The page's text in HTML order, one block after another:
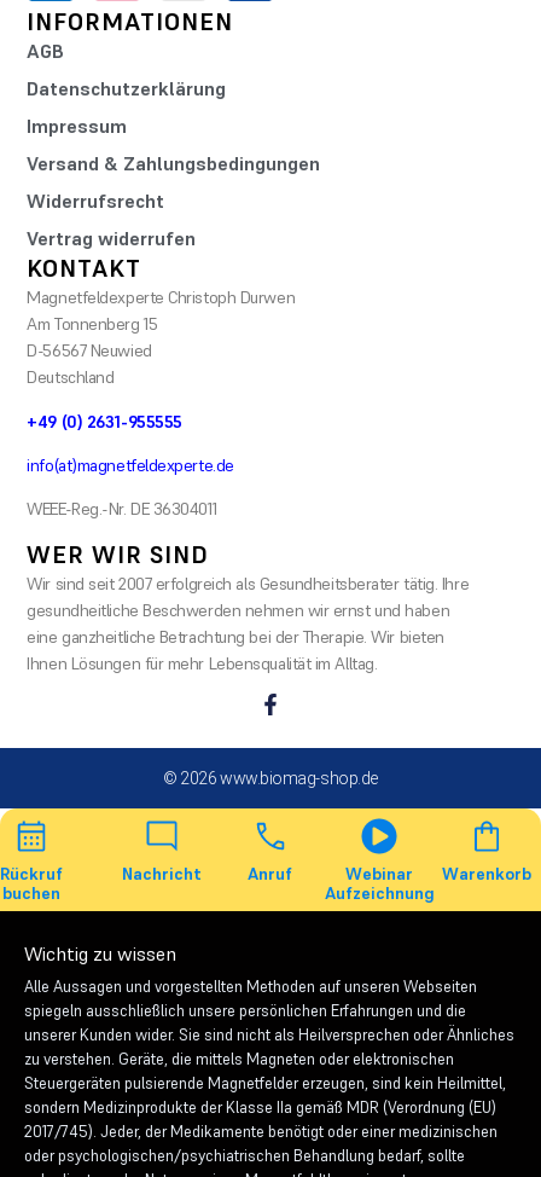
INFORMATIONEN
AGB
Datenschutzerklärung
Impressum
Versand & Zahlungsbedingungen
Widerrufsrecht
Vertrag widerrufen
KONTAKT
Magnetfeldexperte Christoph Durwen
Am Tonnenberg 15
D-56567 Neuwied
Deutschland
+49 (0) 2631-955555
info(at)magnetfeldexperte.de
WEEE-Reg.-Nr. DE 36304011
WER WIR SIND
Wir sind seit 2007 erfolgreich als Gesundheitsberater tätig. Ihre
gesundheitliche Beschwerden nehmen wir ernst und haben
eine ganzheitliche Betrachtung bei der Therapie. Wir bieten
Ihnen Lösungen für mehr Lebensqualität im Alltag.
© 2026 www.biomag-shop.de
Rückruf
buchen
Nachricht Anruf
Webinar
Aufzeichnung
Warenkorb
Wichtig zu wissen
Alle Aussagen und vorgestellten Methoden auf unseren Webseiten
spiegeln ausschließlich unsere persönlichen Erfahrungen und die
unserer Kunden wider. Sie sind nicht als Heilversprechen oder Ähnliches
zu verstehen. Geräte, die mittels Magneten oder elektronischen
Steuergeräten pulsierende Magnetfelder erzeugen, sind kein Heilmittel,
sondern Medizinprodukte der Klasse IIa gemäß MDR (Verordnung (EU)
2017/745). Jeder, der Medikamente benötigt oder einer medizinischen
oder psychologischen/psychiatrischen Behandlung bedarf, sollte